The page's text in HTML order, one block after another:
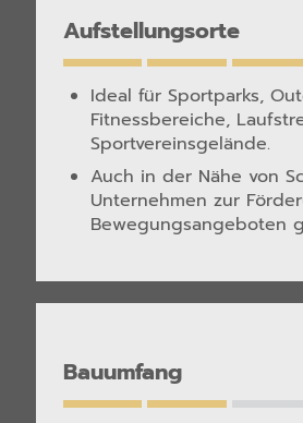
Aufstellungsorte
Ideal für Sportparks,
Fitnessbereiche,
Sportvereinsgelände.
Auch in der Nähe von
Unternehmen zur
Bewegungsangeboten
Bauumfang